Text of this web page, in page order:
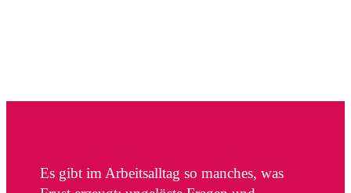
Es gibt im Arbeitsalltag so manches, was